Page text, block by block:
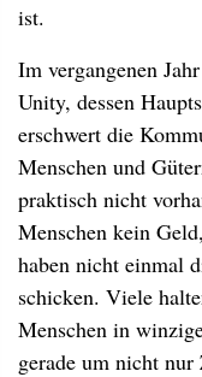
ist.
Im vergangenen
Unity, dessen
erschwert die
Menschen und
praktisch nicht
Menschen kein
haben nicht einmal
schicken. Viele
Menschen in
gerade um nicht